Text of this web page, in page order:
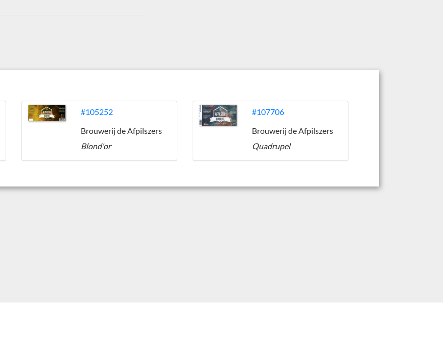
#105252
Brouwerij de Afpilszers
Blond'or
#107706
Brouwerij de Afpilszers
Quadrupel